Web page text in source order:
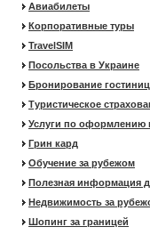
Авиабилеты
Корпоративные туры
TravelSIM
Посольства в Украине
Бронирование
Туристическое
Услуги по оформлению
Грин кард
Обучение за рубежом
Полезная информация
Недвижимость за
Шопинг за границей